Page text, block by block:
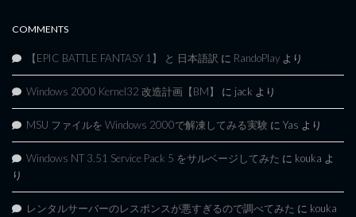
COMMENTS
【EPIC BATTLE FANTASY 1】 と 日本語訳 に RandoPlay より
Windows 2000 Kernel32 改造計画【BM】 に jack より
MSU ファイルを Windows 2000で解凍してみる実験 に Yas より
Windows NT 3.51 Service Pack 5 をサルベージしてみた に kouka よ
り
レンタルサーバーのレスポンスが悪すぎるので調べてみた に kouka